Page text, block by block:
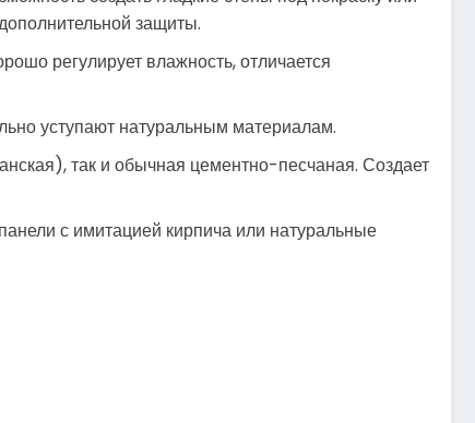
защиты.
регулирует влажность, отличается
уступают натуральным материалам.
так и обычная цементно-песчаная. Создает
с имитацией кирпича или натуральные